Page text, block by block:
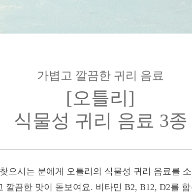
가볍고 깔끔한 귀리 음료
[오틀리]
식물성 귀리 음료 3종
으시는 분에게 오틀리의 식물성 귀리 음료를
끔한 맛이 돋보여요. 비타민 B2, B12, D2를